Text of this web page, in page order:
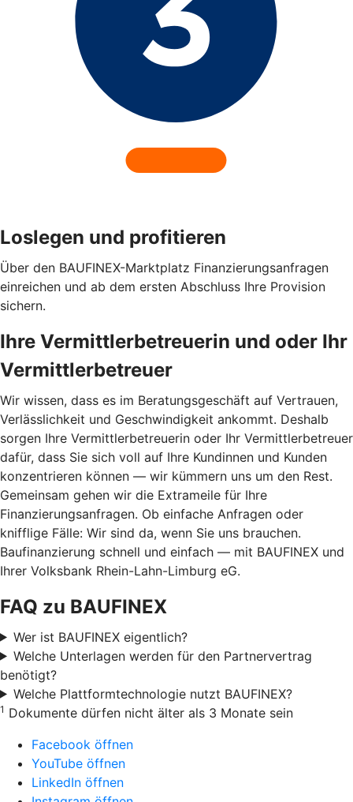
Loslegen und profitieren
Über den BAUFINEX-Marktplatz Finanzierungsanfragen
einreichen und ab dem ersten Abschluss Ihre Provision
sichern.
Ihre Vermittlerbetreuerin und oder Ihr
Vermittlerbetreuer
Wir wissen, dass es im Beratungsgeschäft auf Vertrauen,
Verlässlichkeit und Geschwindigkeit ankommt. Deshalb
sorgen Ihre Vermittlerbetreuerin oder Ihr Vermittlerbetreuer
dafür, dass Sie sich voll auf Ihre Kundinnen und Kunden
konzentrieren können — wir kümmern uns um den Rest.
Gemeinsam gehen wir die Extrameile für Ihre
Finanzierungsanfragen. Ob einfache Anfragen oder
knifflige Fälle: Wir sind da, wenn Sie uns brauchen.
Baufinanzierung schnell und einfach — mit BAUFINEX und
Ihrer Volksbank Rhein-Lahn-Limburg eG.
FAQ zu BAUFINEX
Wer ist BAUFINEX eigentlich?
Welche Unterlagen werden für den Partnervertrag
benötigt?
Welche Plattformtechnologie nutzt BAUFINEX?
1 Dokumente dürfen nicht älter als 3 Monate sein
Facebook öffnen
YouTube öffnen
LinkedIn öffnen